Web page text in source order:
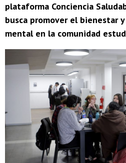
plataforma Conciencia
busca promover el bienestar
mental en la comunidad